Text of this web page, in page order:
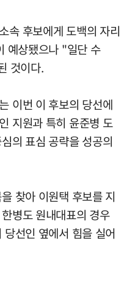
속 후보에게 도백의 자리
예상됐으나 "일단 수
것이다.
이번 이 후보의 당선에
지원과 특히 윤준병 도
의 표심 공략을 성공의
찾아 이원택 후보를 지
병도 원내대표의 경우
선인 옆에서 힘을 실어